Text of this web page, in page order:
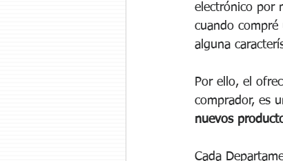
electrónico por
cuando compré
alguna
Por ello, el
comprador, es
nuevos
Cada